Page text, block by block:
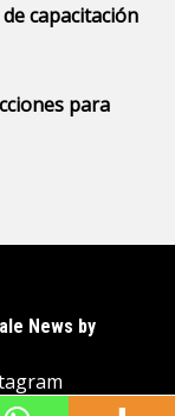
capacitación
para
News by